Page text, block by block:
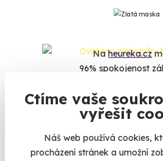
Ctíme vaše
vyřešit
Náš web používá cookies,
procházení stránek a umožní
Naheureka.cz
96% spokojenost
Co si o nás myslí
Zobraz ohlasy